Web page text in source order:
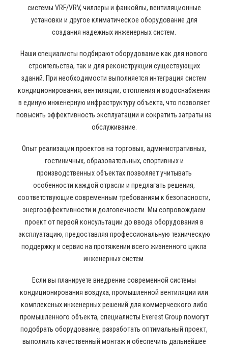
системы VRF/VRV, чиллеры и фанкойлы, вентиляционные
установки и другое климатическое оборудование для
создания надежных инженерных систем.
Наши специалисты подбирают оборудование как для нового
строительства, так и для реконструкции существующих
зданий. При необходимости выполняется интеграция систем
кондиционирования, вентиляции, отопления и водоснабжения
в единую инженерную инфраструктуру объекта, что позволяет
повысить эффективность эксплуатации и сократить затраты на
обслуживание.
Опыт реализации проектов на торговых, административных,
гостиничных, образовательных, спортивных и
производственных объектах позволяет учитывать
особенности каждой отрасли и предлагать решения,
соответствующие современным требованиям к безопасности,
энергоэффективности и долговечности. Мы сопровождаем
проект от первой консультации до ввода оборудования в
эксплуатацию, предоставляя профессиональную техническую
поддержку и сервис на протяжении всего жизненного цикла
инженерных систем.
Если вы планируете внедрение современной системы
кондиционирования воздуха, промышленной вентиляции или
комплексных инженерных решений для коммерческого либо
промышленного объекта, специалисты Everest Group помогут
подобрать оборудование, разработать оптимальный проект,
выполнить качественный монтаж и обеспечить дальнейшее